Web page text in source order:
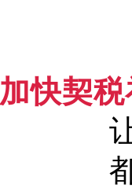
加快契